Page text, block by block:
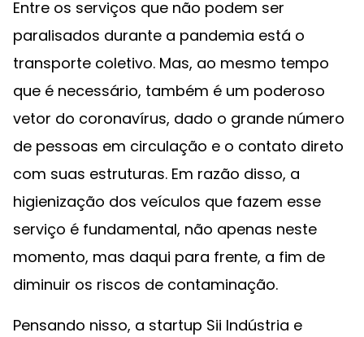
Entre os serviços que não podem ser
paralisados durante a pandemia está o
transporte coletivo. Mas, ao mesmo tempo
que é necessário, também é um poderoso
vetor do coronavírus, dado o grande número
de pessoas em circulação e o contato direto
com suas estruturas. Em razão disso, a
higienização dos veículos que fazem esse
serviço é fundamental, não apenas neste
momento, mas daqui para frente, a fim de
diminuir os riscos de contaminação.
Pensando nisso, a startup Sii Indústria e